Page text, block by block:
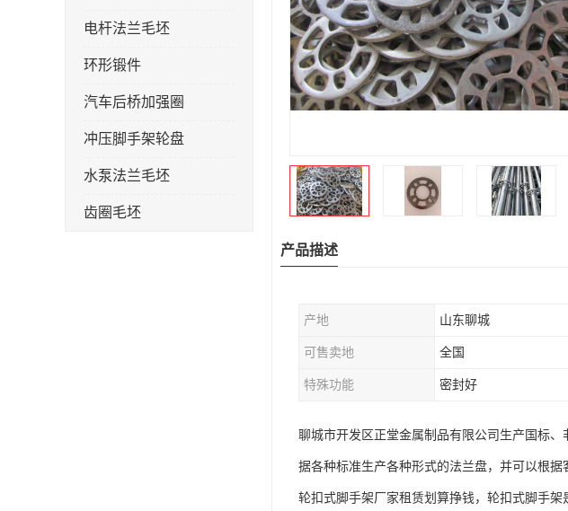
电杆法兰毛坯
环形锻件
汽车后桥加强圈
冲压脚手架轮盘
水泵法兰毛坯
齿圈毛坯
产品描述
产地 山东聊城
可售卖地 全国
特殊功能 密封好
聊城市开发区正堂金属制品有限公司生产国标
据各种标准生产各种形式的法兰盘，并可以根据
轮扣式脚手架厂家租赁划算挣钱，轮扣式脚手